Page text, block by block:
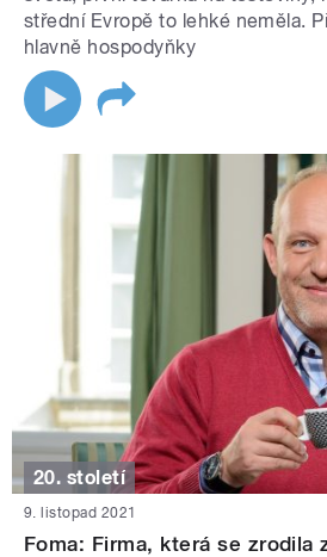
střední Evropě to lehké neměla.
hlavně hospodyňky
20. století
9. listopad 2021
Foma: Firma, která se zrodila